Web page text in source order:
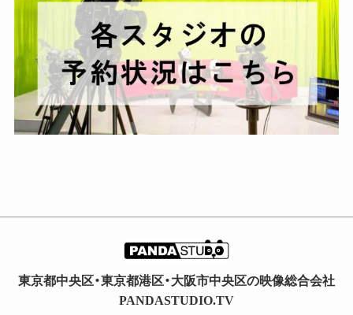
東京都中央区・東京都港区・大阪市中央区の映像総合会社
PANDASTUDIO.TV